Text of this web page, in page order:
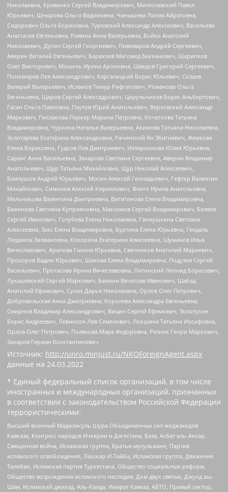
Николаевна, Кривенко Сергей Владимирович, Милославский Павел
Юрьевич, Шнырова Ольга Вадимовна, Чанышева Лилия Айратовна,
Сидорович Ольга Борисовна, Туровский Александр Алексеевич, Васильева
Анастасия Евгеньевна, Ривина Анна Валерьевна, Бойко Анатолий
Николаевич, Дугин Сергей Георгиевич, Пивоваров Андрей Сергеевич,
Аверин Виталий Евгеньевич, Барахоев Магомед Бекханович, Шарипков
Олег Викторович, Мошель Ирина Ароновна, Шведов Григорий Сергеевич,
Пономарев Лев Александрович, Каргалицкий Борис Юльевич, Созаев
Валерий Валерьевич, Исламов Тимур Рифгатович, Романова Ольга
Евгеньевна, Щаров Сергей Алексадрович, Цирульников Борис Альбертович,
Гасан Ольга Павловна, Паутов Юрий Анатольевич, Верховский Александр
Маркович, Пислакова-Паркер Марина Петровна, Кочеткова Татьяна
Владимировна, Чуркина Наталья Валерьевна, Акимова Татьяна Николаевна,
Золотарева Екатерина Александровна, Рачинский Ян Збигневич, Жемкова
Елена Борисовна, Гудков Лев Дмитриевич, Илларионова Юлия Юрьевна,
Саранг Анна Васильевна, Захарова Светлана Сергеевна, Аверин Владимир
Анатольевич, Щур Татьяна Михайловна, Щур Николай Алексеевич,
Блинушов Андрей Юрьевич, Мосин Алексей Геннадьевич, Гефтер Валентин
Михайлович, Симонов Алексей Кириллович, Флиге Ирина Анатольевна,
Мельникова Валентина Дмитриевна, Вититинова Елена Владимировна,
Баженова Светлана Куприяновна, Максимов Сергей Владимирович, Беляев
Сергей Иванович, Голубева Елена Николаевна, Ганнушкина Светлана
Алексеевна, Закс Елена Владимировна, Буртина Елена Юрьевна, Гендель
Людмила Залмановна, Кокорина Екатерина Алексеевна, Шуманов Илья
Вячеславович, Арапова Галина Юрьевна, Свечников Анатолий Мариевич,
Прохоров Вадим Юрьевич, Шахова Елена Владимировна, Подузов Сергей
Васильевич, Протасова Ирина Вячеславовна, Литинский Леонид Борисович,
Лукашевский Сергей Маркович, Бахмин Вячеслав Иванович, Шабад
Анатолий Ефимович, Сухих Дарья Николаевна, Орлов Олег Петрович,
Добровольская Анна Дмитриевна, Королева Александра Евгеньевна,
Смирнов Владимир Александрович, Вицин Сергей Ефимович, Золотухин
Борис Андреевич, Левинсон Лев Семенович, Локшина Татьяна Иосифовна,
Орлов Олег Петрович, Полякова Мара Федоровна, Резник Генри Маркович,
Захаров Герман Константинович
Источник: http://unro.minjust.ru/NKOForeignAgent.aspx
данные на 24.03.2022
* Единый федеральный список организаций, в том числе
иностранных и международных организаций, признанных
в соответствии с законодательством Российской Федерации
террористическими:
Высший военный Маджлисуль Шура Объединенных сил моджахедов
Кавказа, Конгресс народов Ичкерии и Дагестана, База, Асбат аль-Ансар,
Священная война, Исламская группа, Братья-мусульмане, Партия
исламского освобождения, Лашкар-И-Тайба, Исламская группа, Движение
Талибан, Исламская партия Туркестана, Общество социальных реформ,
Общество возрождения исламского наследия, Дом двух святых, Джунд аш-
Шам, Исламский джихад, Аль-Каида, Имарат Кавказ, АБТО, Правый сектор,